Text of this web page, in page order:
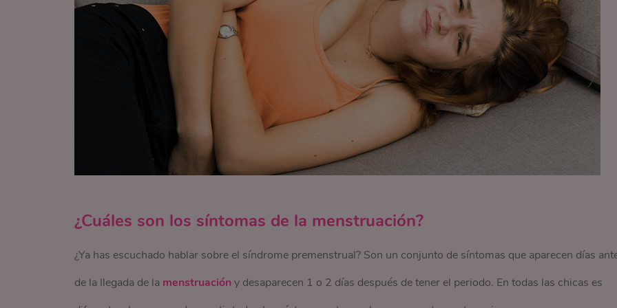
¿Cuáles son los síntomas de la menstruación?
¿Ya has escuchado hablar sobre el síndrome premenstrual? Son un conjunto de síntomas que aparecen días
de la llegada de la menstruacióny desaparecen 1 o 2 días después de tener el periodo. En todas las chicas es